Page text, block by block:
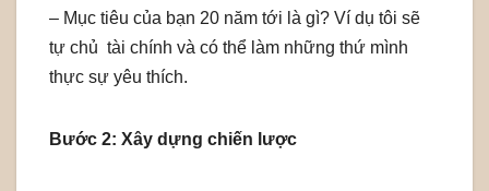
– Mục tiêu của bạn 20 năm tới là gì? Ví dụ tôi sẽ
tự chủ tài chính và có thể làm những thứ mình
thực sự yêu thích.
Bước 2: Xây dựng chiến lược